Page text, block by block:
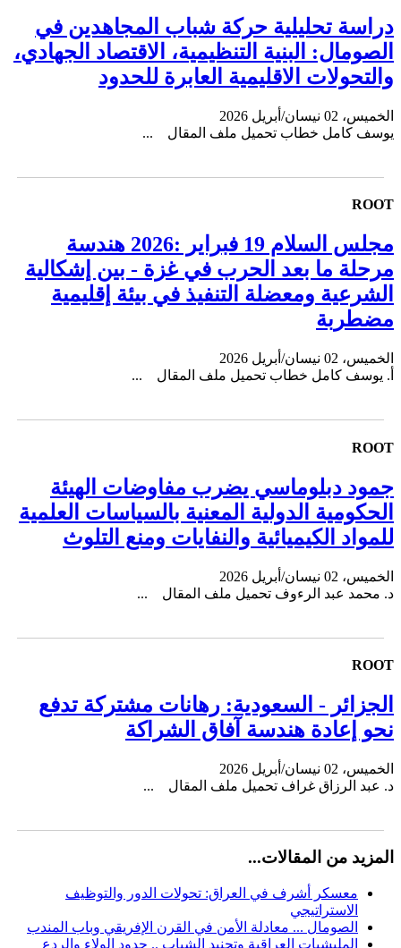
دراسة تحليلية حركة شباب المجاهدين في
الصومال: البنية التنظيمية، الاقتصاد الجهادي،
والتحولات الاقليمية العابرة للحدود
الخميس، 02 نيسان/أبريل 2026
يوسف كامل خطاب تحميل ملف المقال ...
ROOT
مجلس السلام 19 فبراير :2026 هندسة
مرحلة ما بعد الحرب في غزة - بين إشكالية
الشرعية ومعضلة التنفيذ في بيئة إقليمية
مضطربة
الخميس، 02 نيسان/أبريل 2026
أ. يوسف كامل خطاب تحميل ملف المقال ...
ROOT
جمود دبلوماسي يضرب مفاوضات الهيئة
الحكومية الدولية المعنية بالسياسات العلمية
للمواد الكيميائية والنفايات ومنع التلوث
الخميس، 02 نيسان/أبريل 2026
د. محمد عبد الرءوف تحميل ملف المقال ...
ROOT
الجزائر - السعودية: رهانات مشتركة تدفع
نحو إعادة هندسة آفاق الشراكة
الخميس، 02 نيسان/أبريل 2026
د. عبد الرزاق غراف تحميل ملف المقال ...
المزيد من المقالات...
معسكر أشرف في العراق: تحولات الدور والتوظيف
الاستراتيجي
الصومال ... معادلة الأمن في القرن الإفريقي وباب المندب
المليشيات العراقية وتجنيد الشباب .. حدود الولاء والردع